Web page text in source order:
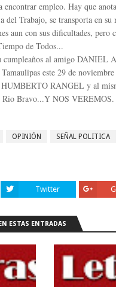
encontrar empleo. Hay que
Trabajo, se transporta en
aun con sus dificultades, pero
de Todos...
al amigo DANIEL
este 29 de
RANGEL y al
Bravo...Y NOS VEREMOS.
OPINIÓN SEÑAL POLITICA
Twitter
ESTAS ENTRADAS